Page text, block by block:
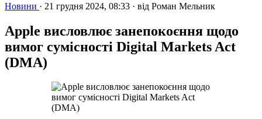
Новини · 21 грудня 2024, 08:33 · від Роман Мельник
Apple висловлює занепокоєння щодо
вимог сумісності Digital Markets Act
(DMA)